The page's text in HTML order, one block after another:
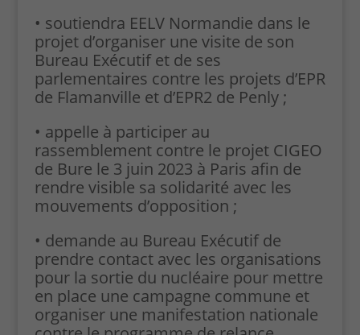
• soutiendra EELV Normandie dans le
projet d’organiser une visite de son
Bureau Exécutif et de ses
parlementaires contre les projets d’EPR
de Flamanville et d’EPR2 de Penly ;
• appelle à participer au
rassemblement contre le projet CIGEO
de Bure le 3 juin 2023 à Paris afin de
rendre visible sa solidarité avec les
mouvements d’opposition ;
• demande au Bureau Exécutif de
prendre contact avec les organisations
pour la sortie du nucléaire pour mettre
en place une campagne commune et
organiser une manifestation nationale